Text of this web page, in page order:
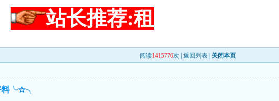
站长推荐:租
阅读1415776次 | 返回列表 关闭本页
料╰☆╮